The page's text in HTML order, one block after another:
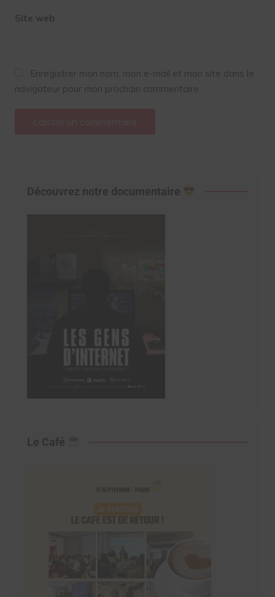
Site web
Enregistrer mon nom, mon e-mail et mon site dans le
navigateur pour mon prochain commentaire.
Découvrez notre documentaire
Le Café